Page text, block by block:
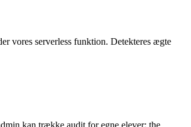
vores serverless funktion. Detekteres ægte
kan trække audit for egne elever; the